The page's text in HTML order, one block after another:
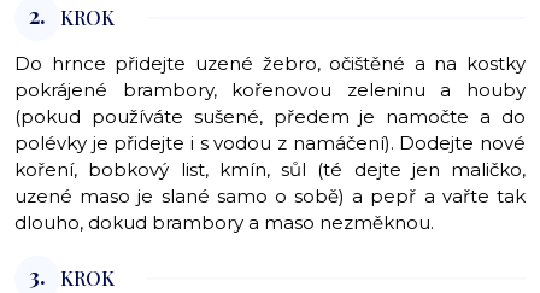
2. KROK
Do hrnce přidejte uzené žebro, očištěné a na kostky
pokrájené brambory, kořenovou zeleninu a houby
(pokud používáte sušené, předem je namočte a do
polévky je přidejte i s vodou z namáčení). Dodejte nové
koření, bobkový list, kmín, sůl (té dejte jen maličko,
uzené maso je slané samo o sobě) a pepř a vařte tak
dlouho, dokud brambory a maso nezměknou.
3. KROK